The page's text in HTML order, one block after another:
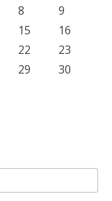
8
9
15
16
22
23
29
30